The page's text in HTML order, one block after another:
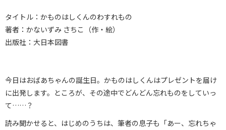
タイトル：かものはしくんのわすれもの
著者：かないずみ さちこ（作・絵）
出版社：大日本図書
今日はおばあちゃんの誕生日。かものはしくんはプレゼントを届け
に出発します。ところが、その途中でどんどん忘れものをしていっ
て……？
読み聞かせると、はじめのうちは、筆者の息子も「あー、忘れちゃ